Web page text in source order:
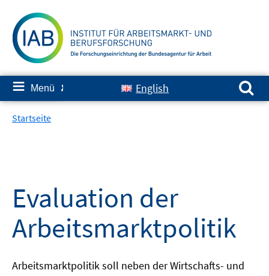
zum
Inhalt
≡ Menü ✘ English
Suchen nach:
Startseite
Evaluation der
Arbeitsmarktpolitik
Arbeitsmarktpolitik soll neben der Wirtschafts- und